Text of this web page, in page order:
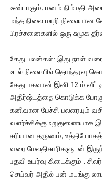
உண்டாகும். மனம் நிம்மதி
மந்த நிலை மாறி நிலையான
பிரச்சனைகளில் ஒரு சுமூக
கேது பலன்கள்: இது நாள்
உடல் நிலையில் தொந்தரவு
கேது பகவான் இனி 12 ம்
அதிர்ஷ்டத்தை கொடுக்க
கனிவான பேச்சி பலரையும்
வளர்ச்சிக்கு உறுதுணையாக
சரியான தருணம்,
வரை மேலதிகாரிகளுடன்
பதவி உயர்வு கிடைக்கும் .
செய்வர் அதில் பன் மடங்கு